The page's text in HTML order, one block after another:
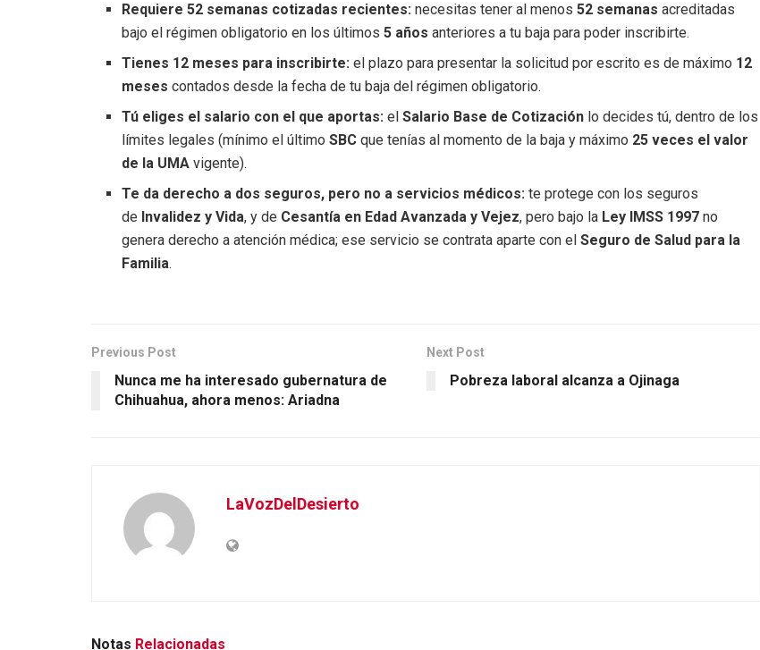
Requiere 52 semanas cotizadas recientes: necesitas tener al menos52 semanas acreditadas
bajo el régimen obligatorio en los últimos5 años anteriores a tu baja para poder inscribirte.
Tienes 12 meses para inscribirte: el plazo para presentar la solicitud por escrito es de máximo 12
meses contados desde la fecha de tu baja del régimen obligatorio.
Tú eliges el salario con el que aportas: elSalario Base de Cotización lo decides tú, dentro de los
límites legales (mínimo el últimoSBC que tenías al momento de la baja y máximo 25 veces el valor
de la UMA vigente).
Te da derecho a dos seguros, pero no a servicios médicos: te protege con los seguros
de Invalidez y Vida, y de Cesantía en Edad Avanzada y Vejez, pero bajo la Ley IMSS 1997 no
genera derecho a atención médica; ese servicio se contrata aparte con elSeguro de Salud para la
Familia.
Previous Post
Nunca me ha interesado gubernatura de
Chihuahua, ahora menos: Ariadna
Next Post
Pobreza laboral alcanza a Ojinaga
LaVozDelDesierto
Notas Relacionadas